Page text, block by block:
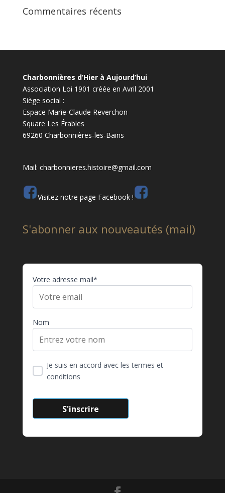
Commentaires récents
Charbonnières d’Hier à Aujourd’hui
Association Loi 1901 créée en Avril 2001
Siège social :
Espace Marie-Claude Reverchon
Square Les Érables
69260 Charbonnières-les-Bains
Mail: charbonnieres.histoire@gmail.com
Visitez notre page Facebook !
S'abonner aux nouveautés (mail)
Votre adresse mail*
Nom
Je suis en accord avec les termes et
conditions